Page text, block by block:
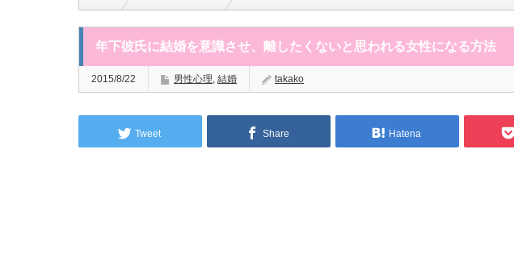
年下彼氏に結婚を意識させ、離したくないと思われる女性になる方法
2015/8/22 男性心理, 結婚 takako
Tweet Share Hatena